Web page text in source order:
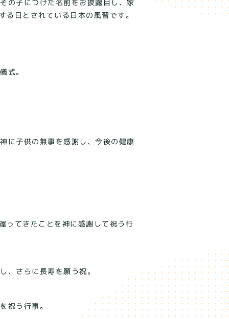
の子につけた名前をお披露目し、家
日とされている日本の風習です。
式。
に子供の無事を感謝し、今後の健康
ってきたことを神に感謝して祝う行
、さらに長寿を願う祝。
祝う行事。